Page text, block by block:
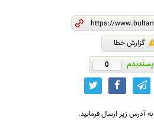
گزارش خطا
پسندیدم 0
آدرس زیر ارسال فرمایید.